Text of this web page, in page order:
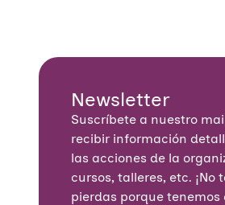
Newsletter
Suscríbete a nuestro
recibir información
las acciones de la
cursos, talleres, etc. ¡No
pierdas porque tenemos